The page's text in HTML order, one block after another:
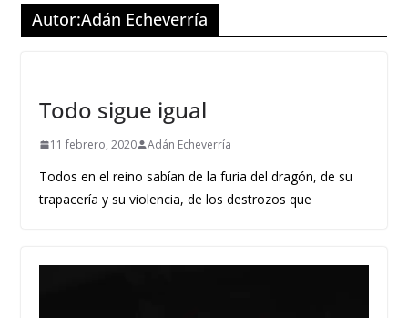
Autor:Adán Echeverría
Todo sigue igual
11 febrero, 2020 Adán Echeverría
Todos en el reino sabían de la furia del dragón, de su
trapacería y su violencia, de los destrozos que